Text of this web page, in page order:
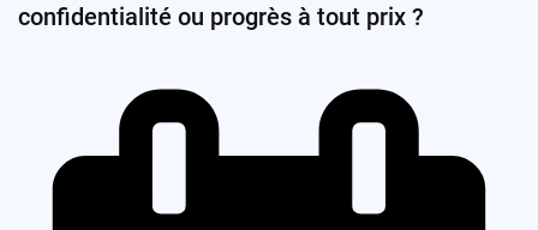
confidentialité ou progrès à tout prix ?